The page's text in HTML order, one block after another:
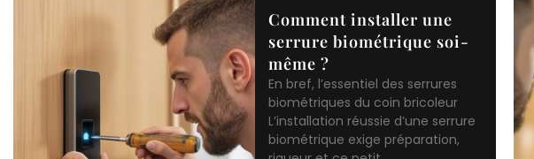
Comment installer une
serrure biométrique soi-
même ?
En bref, l’essentiel des serrures
biométriques du coin bricoleur
L’installation réussie d’une serrure
biométrique exige préparation,
rigueur et ce petit